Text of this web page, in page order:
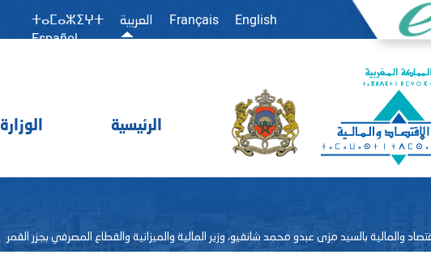
ⵜⴰⵎⴰⵣⵉⵖⵜ العربية Français
English
Español
الرئيسية الوزارة
والمالية بالسيد مزى عبدو محمد شانفيو، وزير المالية والميزانية والقطاع المصرفي بجزر القمر